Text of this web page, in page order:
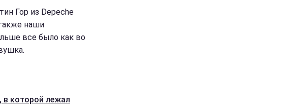
Гор из Depeche
наши
все было как во
в которой лежал